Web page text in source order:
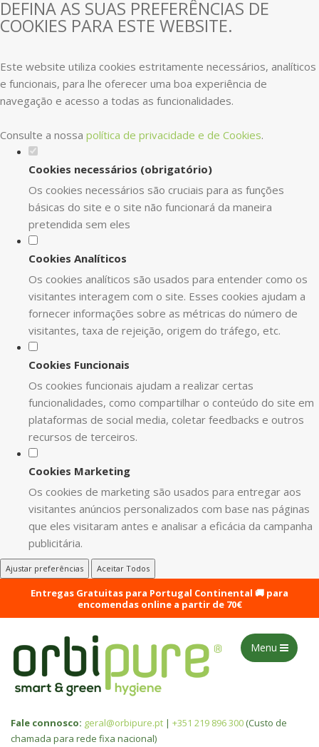
DEFINA AS SUAS PREFERÊNCIAS DE
COOKIES PARA ESTE WEBSITE.
Este website utiliza cookies estritamente necessários, analíticos
e funcionais, para lhe oferecer uma boa experiência de
navegação e acesso a todas as funcionalidades.
Consulte a nossa política de privacidade e de Cookies.
Cookies necessários (obrigatório)
Os cookies necessários são cruciais para as funções
básicas do site e o site não funcionará da maneira
pretendida sem eles
Cookies Analíticos
Os cookies analíticos são usados para entender como os
visitantes interagem com o site. Esses cookies ajudam a
fornecer informações sobre as métricas do número de
visitantes, taxa de rejeição, origem do tráfego, etc.
Cookies Funcionais
Os cookies funcionais ajudam a realizar certas
funcionalidades, como compartilhar o conteúdo do site em
plataformas de social media, coletar feedbacks e outros
recursos de terceiros.
Cookies Marketing
Os cookies de marketing são usados para entregar aos
visitantes anúncios personalizados com base nas páginas
que eles visitaram antes e analisar a eficácia da campanha
publicitária.
Ajustar preferências Aceitar Todos
Entregas Gratuitas para Portugal Continental 🚚 para
encomendas online a partir de 70€
Menu
Fale connosco: geral@orbipure.pt | +351 219 896 300 (Custo de
chamada para rede fixa nacional)